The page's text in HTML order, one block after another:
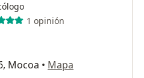
1 opinión
Mocoa • Mapa